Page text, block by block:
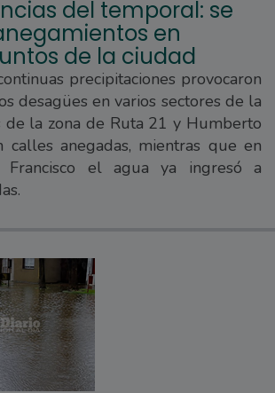
del temporal: se
en
de la ciudad
precipitaciones provocaron
desagües en varios sectores de la
de la zona de Ruta 21 y Humberto
calles anegadas, mientras que en
el agua ya ingresó a